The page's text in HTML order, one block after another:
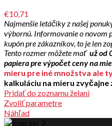
€10,71
Najmenšie letáčiky z našej
výbornú. Informovanie o novom
kupón pre zákazníkov, to je len
Tento rozmer môžete mať už od
papiera pre výpočet ceny na
mieru pre iné množstva ale
kalkuláciu na mieru zvyčajne
Pridať do zoznamu želaní
Zvoliť parametre
Náhľad